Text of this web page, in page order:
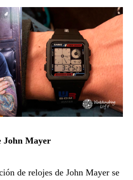
John Mayer
de relojes de John Mayer se